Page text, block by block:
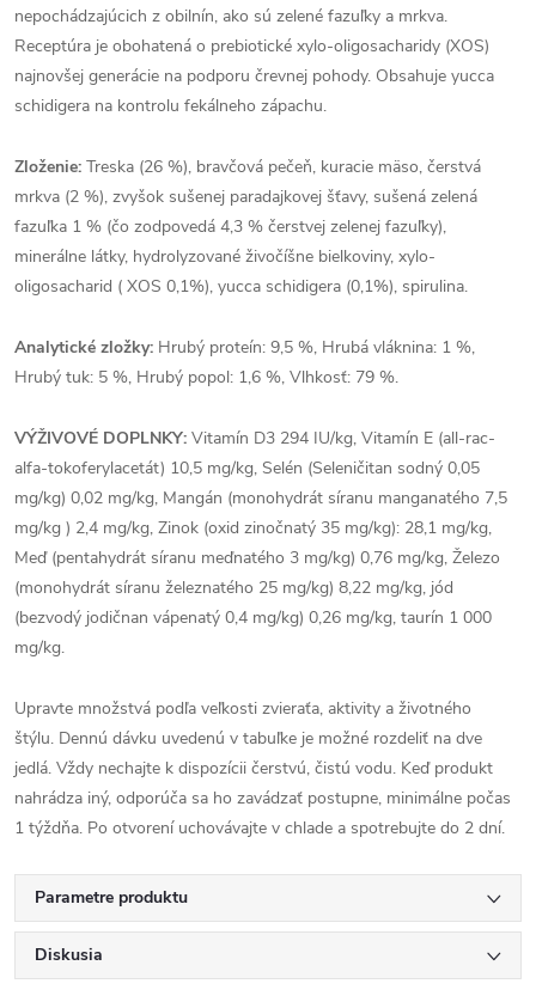
nepochádzajúcich z obilnín, ako sú zelené fazuľky a mrkva.
Receptúra ​​je obohatená o prebiotické xylo-oligosacharidy (XOS)
najnovšej generácie na podporu črevnej pohody. Obsahuje yucca
schidigera na kontrolu fekálneho zápachu.
Zloženie: Treska (26 %), bravčová pečeň, kuracie mäso, čerstvá
mrkva (2 %), zvyšok sušenej paradajkovej šťavy, sušená zelená
fazuľka 1 % (čo zodpovedá 4,3 % čerstvej zelenej fazuľky),
minerálne látky, hydrolyzované živočíšne bielkoviny, xylo-
oligosacharid ( XOS 0,1%), yucca schidigera (0,1%), spirulina.
Analytické zložky: Hrubý proteín: 9,5 %, Hrubá vláknina: 1 %,
Hrubý tuk: 5 %, Hrubý popol: 1,6 %, Vlhkosť: 79 %.
VÝŽIVOVÉ DOPLNKY: Vitamín D3 294 IU/kg, Vitamín E (all-rac-
alfa-tokoferylacetát) 10,5 mg/kg, Selén (Seleničitan sodný 0,05
mg/kg) 0,02 mg/kg, Mangán (monohydrát síranu manganatého 7,5
mg/kg ) 2,4 mg/kg, Zinok (oxid zinočnatý 35 mg/kg): 28,1 mg/kg,
Meď (pentahydrát síranu meďnatého 3 mg/kg) 0,76 mg/kg, Železo
(monohydrát síranu železnatého 25 mg/kg) 8,22 mg/kg, jód
(bezvodý jodičnan vápenatý 0,4 mg/kg) 0,26 mg/kg, taurín 1 000
mg/kg.
Upravte množstvá podľa veľkosti zvieraťa, aktivity a životného
štýlu. Dennú dávku uvedenú v tabuľke je možné rozdeliť na dve
jedlá. Vždy nechajte k dispozícii čerstvú, čistú vodu. Keď produkt
nahrádza iný, odporúča sa ho zavádzať postupne, minimálne počas
1 týždňa. Po otvorení uchovávajte v chlade a spotrebujte do 2 dní.
Parametre produktu
Diskusia